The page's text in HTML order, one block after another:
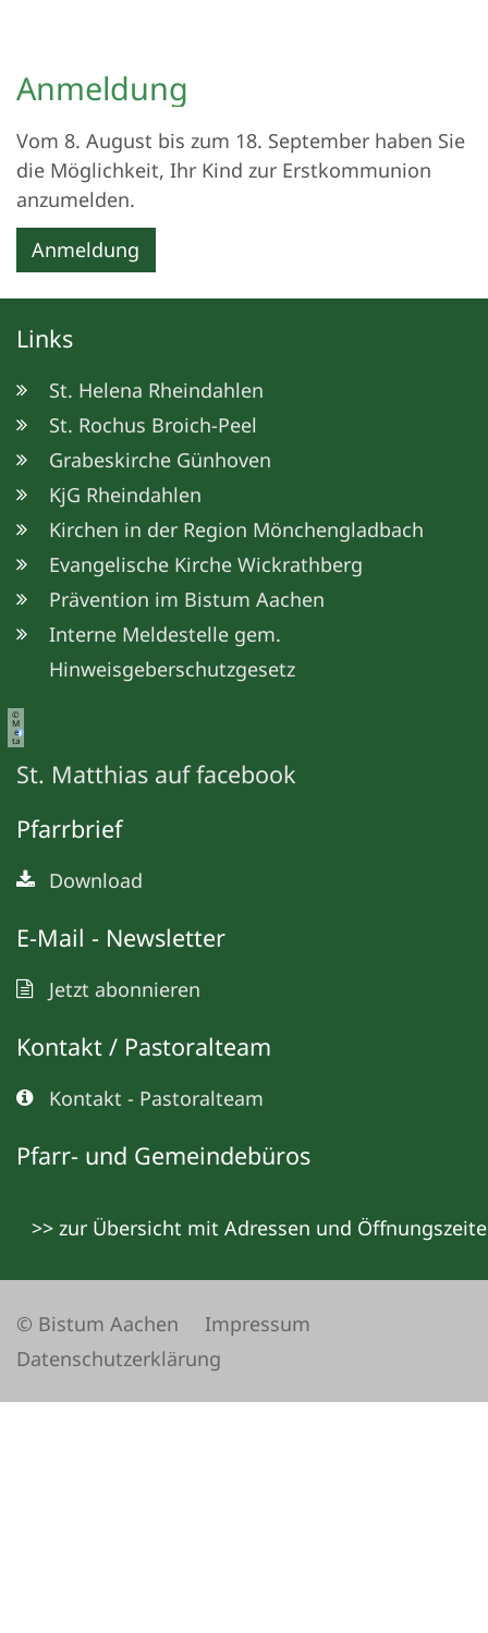
Anmeldung
Vom 8. August bis zum 18. September haben Sie
die Möglichkeit, Ihr Kind zur Erstkommunion
anzumelden.
Anmeldung
Links
St. Helena Rheindahlen
St. Rochus Broich-Peel
Grabeskirche Günhoven
KjG Rheindahlen
Kirchen in der Region Mönchengladbach
Evangelische Kirche Wickrathberg
Prävention im Bistum Aachen
Interne Meldestelle gem.
Hinweisgeberschutzgesetz
©
M
e
ta
St. Matthias auf facebook
Pfarrbrief
Download
E-Mail - Newsletter
Jetzt abonnieren
Kontakt / Pastoralteam
Kontakt - Pastoralteam
Pfarr- und Gemeindebüros
>> zur Übersicht mit Adressen und
© Bistum Aachen
Impressum
Datenschutzerklärung